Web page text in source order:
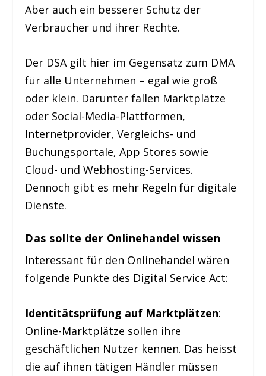
Aber auch ein besserer Schutz der
Verbraucher und ihrer Rechte.
Der DSA gilt hier im Gegensatz zum DMA
für alle Unternehmen – egal wie groß
oder klein. Darunter fallen Marktplätze
oder Social-Media-Plattformen,
Internetprovider, Vergleichs- und
Buchungsportale, App Stores sowie
Cloud- und Webhosting-Services.
Dennoch gibt es mehr Regeln für digitale
Dienste.
Das sollte der Onlinehandel wissen
Interessant für den Onlinehandel wären
folgende Punkte des Digital Service Act:
Identitätsprüfung auf Marktplätzen:
Online-Marktplätze sollen ihre
geschäftlichen Nutzer kennen. Das heisst
die auf ihnen tätigen Händler müssen